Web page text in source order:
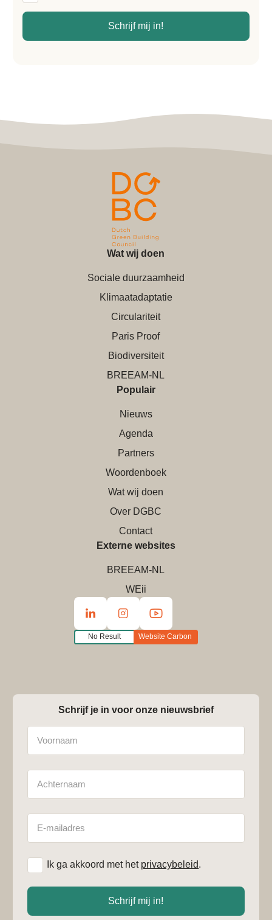
Schrijf mij in!
Wat wij doen
Sociale duurzaamheid
Klimaatadaptatie
Circulariteit
Paris Proof
Biodiversiteit
BREEAM-NL
Populair
Nieuws
Agenda
Partners
Woordenboek
Wat wij doen
Over DGBC
Contact
Externe websites
BREEAM-NL
WEii
No Result Website Carbon
Schrijf je in voor onze nieuwsbrief
mailadres
Ik ga akkoord met het privacybeleid.
Schrijf mij in!